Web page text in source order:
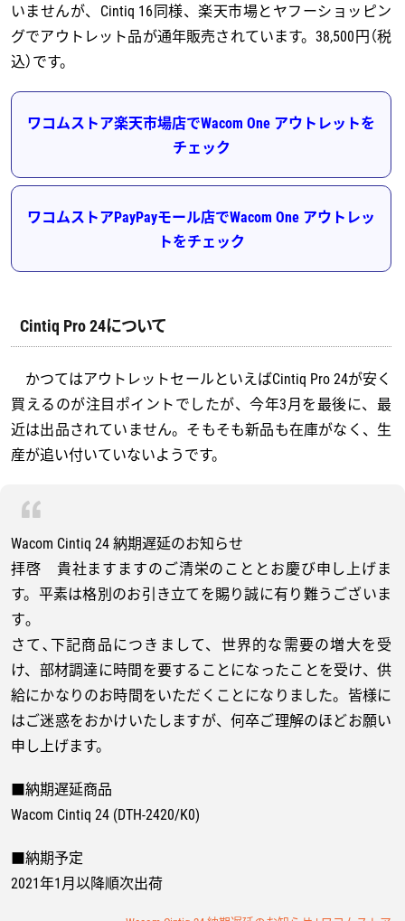
いませんが、Cintiq 16同様、楽天市場とヤフーショッピン
グでアウトレット品が通年販売されています。38,500円（税
込）です。
ワコムストア楽天市場店でWacom One アウトレットを
チェック
ワコムストアPayPayモール店でWacom One アウトレッ
トをチェック
Cintiq Pro 24について
かつてはアウトレットセールといえばCintiq Pro 24が安く
買えるのが注目ポイントでしたが、今年3月を最後に、最
近は出品されていません。そもそも新品も在庫がなく、生
産が追い付いていないようです。
Wacom Cintiq 24 納期遅延のお知らせ
拝啓 貴社ますますのご清栄のこととお慶び申し上げま
す。平素は格別のお引き立てを賜り誠に有り難うございま
す｡
さて､下記商品につきまして、世界的な需要の増大を受
け、部材調達に時間を要することになったことを受け、供
給にかなりのお時間をいただくことになりました。皆様に
はご迷惑をおかけいたしますが、何卒ご理解のほどお願い
申し上げます。
■納期遅延商品
Wacom Cintiq 24 (DTH-2420/K0)
■納期予定
2021年1月以降順次出荷